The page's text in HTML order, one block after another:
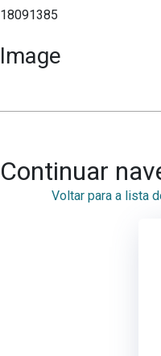
18091385
Image
Continuar
Voltar para a lista